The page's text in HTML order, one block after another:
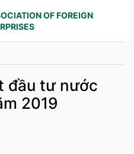
OF FOREIGN
đầu tư nước
2019